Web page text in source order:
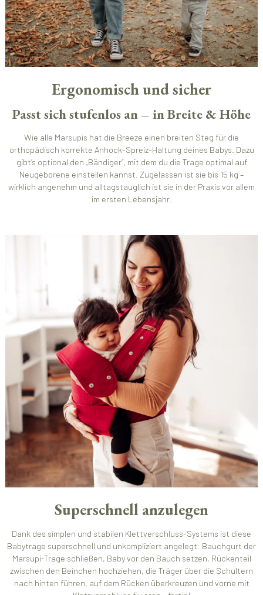
Ergonomisch und sicher
Passt sich stufenlos an – in Breite & Höhe
Wie alle Marsupis hat die Breeze einen breiten Steg für die
orthopädisch korrekte Anhock-Spreiz-Haltung deines Babys. Dazu
gibt’s optional den „Bändiger“, mit dem du die Trage optimal auf
Neugeborene einstellen kannst. Zugelassen ist sie bis 15 kg –
wirklich angenehm und alltagstauglich ist sie in der Praxis vor allem
im ersten Lebensjahr.
Superschnell anzulegen
Dank des simplen und stabilen Klettverschluss-Systems ist diese
Babytrage superschnell und unkompliziert angelegt: Bauchgurt der
Marsupi-Trage schließen, Baby vor den Bauch setzen, Rückenteil
zwischen den Beinchen hochziehen, die Träger über die Schultern
nach hinten führen, auf dem Rücken überkreuzen und vorne mit